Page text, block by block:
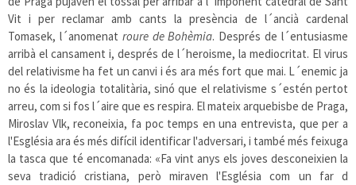
Vit i per reclamar amb cants la presència de l´ancià cardenal
Tomasek, l´anomenat roure de Bohèmia. Després de l´entusiasme
arribà el cansament i, després de l´heroisme, la mediocritat. El virus
del relativisme ha fet un canvi i és ara més fort que mai. L´enemic ja
no és la ideologia totalitària, sinó que el relativisme s´estén pertot
arreu, com si fos l´aire que es respira. El mateix arquebisbe de Praga,
Miroslav Vlk, reconeixia, fa poc temps en una entrevista, que per a
l'Església ara és més difícil identificar l'adversari, i també més feixuga
la tasca que té encomanada: «Fa vint anys els joves desconeixien la
seva tradició cristiana, però miraven l'Església com un far d